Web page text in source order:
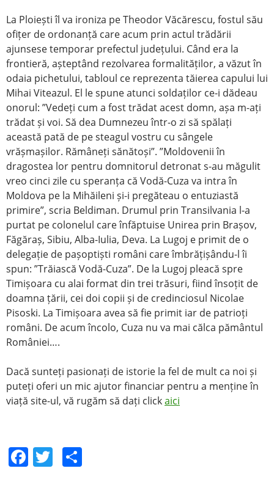
La Ploiești îl va ironiza pe Theodor Văcărescu, fostul său
ofițer de ordonanță care acum prin actul trădării
ajunsese temporar prefectul județului. Când era la
frontieră, așteptând rezolvarea formalităților, a văzut în
odaia pichetului, tabloul ce reprezenta tăierea capului lui
Mihai Viteazul. El le spune atunci soldaților ce-i dădeau
onorul: ”Vedeți cum a fost trădat acest domn, așa m-ați
trădat și voi. Să dea Dumnezeu într-o zi să spălați
această pată de pe steagul vostru cu sângele
vrășmașilor. Rămâneți sănătoși”. ”Moldovenii în
dragostea lor pentru domnitorul detronat s-au măgulit
vreo cinci zile cu speranța că Vodă-Cuza va intra în
Moldova pe la Mihăileni și-i pregăteau o entuziastă
primire”, scria Beldiman. Drumul prin Transilvania l-a
purtat pe colonelul care înfăptuise Unirea prin Brașov,
Făgăraș, Sibiu, Alba-Iulia, Deva. La Lugoj e primit de o
delegație de pașoptiști români care îmbrățișându-l îi
spun: ”Trăiască Vodă-Cuza”. De la Lugoj pleacă spre
Timișoara cu alai format din trei trăsuri, fiind însoțit de
doamna țării, cei doi copii și de credinciosul Nicolae
Pisoski. La Timișoara avea să fie primit iar de patrioți
români. De acum încolo, Cuza nu va mai călca pământul
României….
Dacă sunteți pasionați de istorie la fel de mult ca noi și
puteți oferi un mic ajutor financiar pentru a menține în
viață site-ul, vă rugăm să dați clickaici
F T